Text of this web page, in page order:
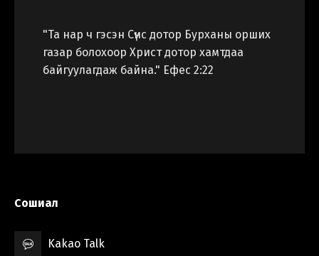
"Та нар ч гэсэн Сүнс дотор Бурханы орших
газар болохоор Христ дотор хамтдаа
байгуулагдаж байна." Ефес 2:22
Сошиал
Kakao Talk